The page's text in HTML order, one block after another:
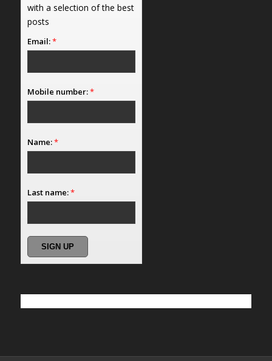
with a selection of the best
posts
Email:*
Mobile number:*
Name:*
Last name:*